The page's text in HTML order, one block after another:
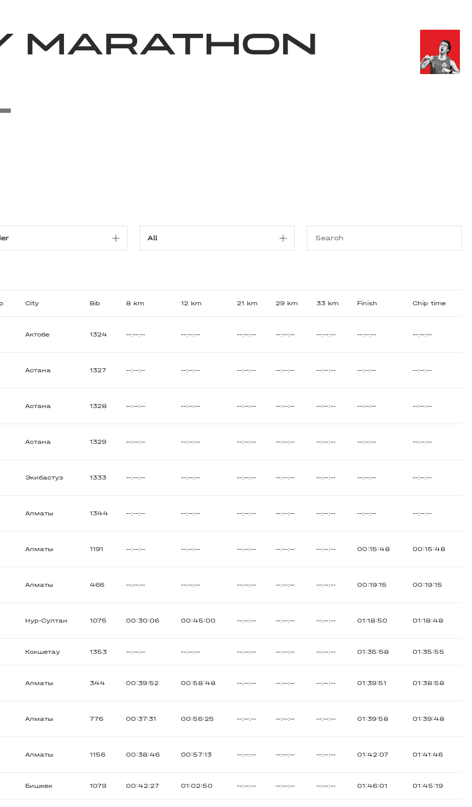
Marathon
City Bib 8 km 12 km 21 km 29 km 33 km Finish Chip time
Актобе 1324 --:--:-- --:--:-- --:--:-- --:--:-- --:--:-- --:--:-- --:--:--
Астана 1327 --:--:-- --:--:-- --:--:-- --:--:-- --:--:-- --:--:-- --:--:--
Астана 1328 --:--:-- --:--:-- --:--:-- --:--:-- --:--:-- --:--:-- --:--:--
Астана 1329 --:--:-- --:--:-- --:--:-- --:--:-- --:--:-- --:--:-- --:--:--
Экибастуз 1333 --:--:-- --:--:-- --:--:-- --:--:-- --:--:-- --:--:-- --:--:--
Алматы 1344 --:--:-- --:--:-- --:--:-- --:--:-- --:--:-- --:--:-- --:--:--
Алматы 1191 --:--:-- --:--:-- --:--:-- --:--:-- --:--:-- 00:15:48 00:15:48
Алматы 466 --:--:-- --:--:-- --:--:-- --:--:-- --:--:-- 00:19:15 00:19:15
Нур-Султан 1075 00:30:06 00:45:00 --:--:-- --:--:-- --:--:-- 01:18:50 01:18:48
Кокшетау 1353 --:--:-- --:--:-- --:--:-- --:--:-- --:--:-- 01:35:58 01:35:55
Алматы 344 00:39:52 00:58:48 --:--:-- --:--:-- --:--:-- 01:39:51 01:38:58
Алматы 776 00:37:31 00:56:25 --:--:-- --:--:-- --:--:-- 01:39:58 01:39:48
Алматы 1156 00:38:46 00:57:13 --:--:-- --:--:-- --:--:-- 01:42:07 01:41:46
Бишкек 1079 00:42:27 01:02:50 --:--:-- --:--:-- --:--:-- 01:46:01 01:45:19